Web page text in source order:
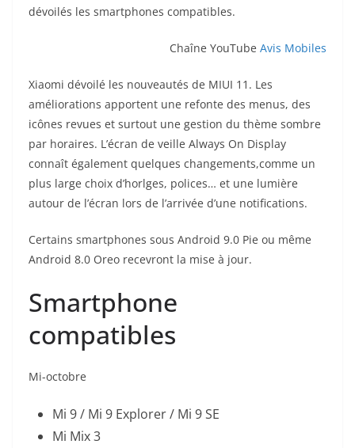
dévoilés les smartphones compatibles.
Chaîne YouTube Avis Mobiles
Xiaomi dévoilé les nouveautés de MIUI 11. Les
améliorations apportent une refonte des menus, des
icônes revues et surtout une gestion du thème sombre
par horaires. L’écran de veille Always On Display
connaît également quelques changements,comme un
plus large choix d’horlges, polices… et une lumière
autour de l’écran lors de l’arrivée d’une notifications.
Certains smartphones sous Android 9.0 Pie ou même
Android 8.0 Oreo recevront la mise à jour.
Smartphone
compatibles
Mi-octobre
Mi 9 / Mi 9 Explorer / Mi 9 SE
Mi Mix 3